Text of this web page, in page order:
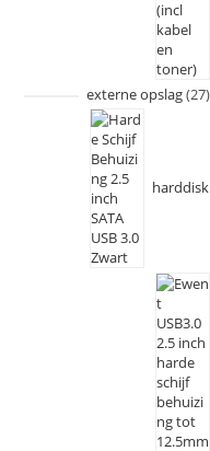
externe opslag 27
harddisk